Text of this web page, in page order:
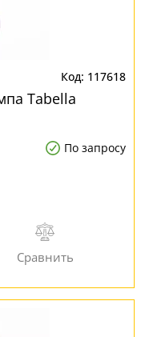
117618
Tabella
По запросу